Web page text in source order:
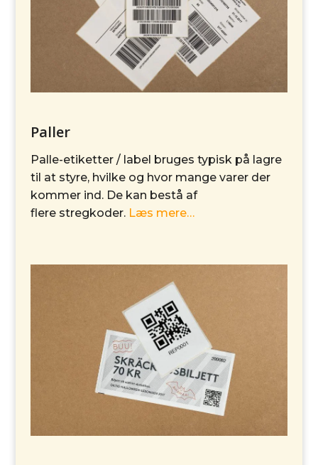
Paller
Palle-etiketter / label bruges typisk på lagre
til at styre, hvilke og hvor mange varer der
kommer ind. De kan bestå af
flere stregkoder. Læs mere…